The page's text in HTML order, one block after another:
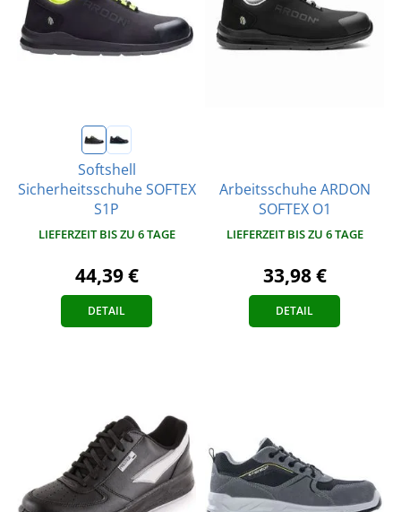
Softshell
Sicherheitsschuhe SOFTEX
S1P
LIEFERZEIT BIS ZU 6 TAGE
44,39 €
DETAIL
Arbeitsschuhe ARDON
SOFTEX O1
LIEFERZEIT BIS ZU 6 TAGE
33,98 €
DETAIL